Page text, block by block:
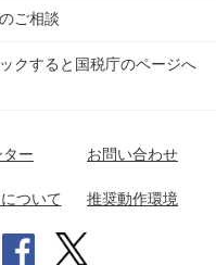
大垣競輪場 豊橋競輪場
市競輪場
日町競輪場
ご相談
クすると国税庁のページへ
ー お問い合わせ
ついて 推奨動作環境